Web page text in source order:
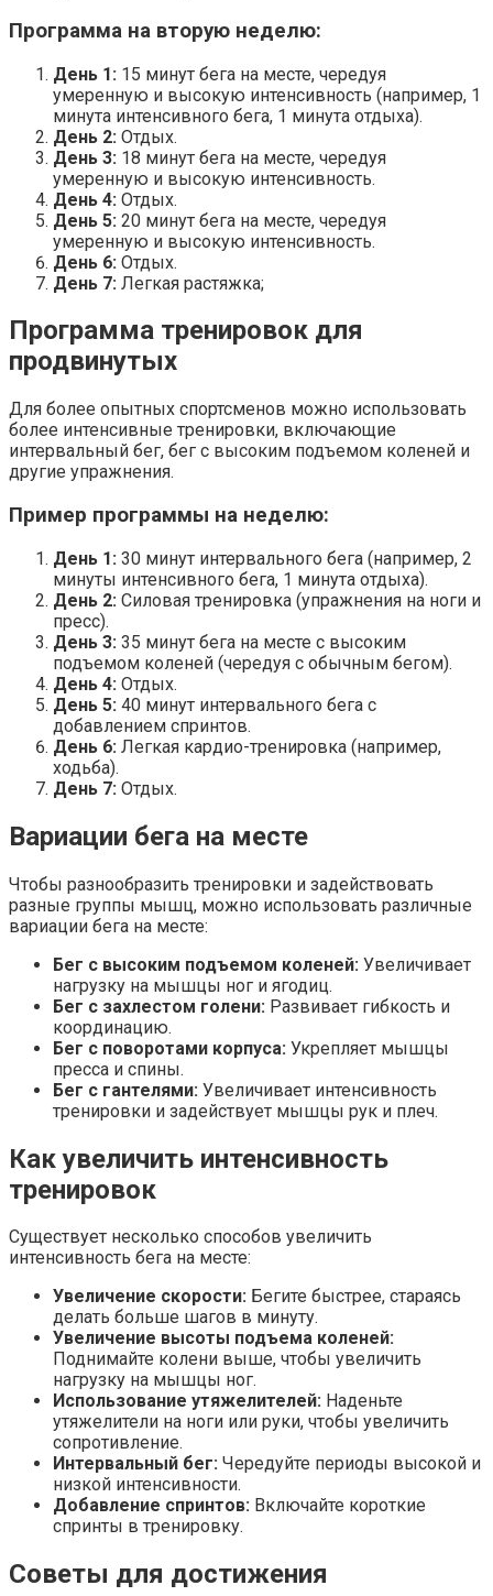
Программа на вторую неделю:
День 1: 15 минут бега на месте, чередуя
умеренную и высокую интенсивность (например, 1
минута интенсивного бега, 1 минута отдыха).
День 2: Отдых.
День 3: 18 минут бега на месте, чередуя
умеренную и высокую интенсивность.
День 4: Отдых.
День 5: 20 минут бега на месте, чередуя
умеренную и высокую интенсивность.
День 6: Отдых.
День 7: Легкая растяжка;
Программа тренировок для
продвинутых
Для более опытных спортсменов можно использовать
более интенсивные тренировки, включающие
интервальный бег, бег с высоким подъемом коленей и
другие упражнения.
Пример программы на неделю:
День 1: 30 минут интервального бега (например, 2
минуты интенсивного бега, 1 минута отдыха).
День 2: Силовая тренировка (упражнения на ноги и
пресс).
День 3: 35 минут бега на месте с высоким
подъемом коленей (чередуя с обычным бегом).
День 4: Отдых.
День 5: 40 минут интервального бега с
добавлением спринтов.
День 6: Легкая кардио-тренировка (например,
ходьба).
День 7: Отдых.
Вариации бега на месте
Чтобы разнообразить тренировки и задействовать
разные группы мышц, можно использовать различные
вариации бега на месте:
Бег с высоким подъемом коленей: Увеличивает
нагрузку на мышцы ног и ягодиц.
Бег с захлестом голени: Развивает гибкость и
координацию.
Бег с поворотами корпуса: Укрепляет мышцы
пресса и спины.
Бег с гантелями: Увеличивает интенсивность
тренировки и задействует мышцы рук и плеч.
Как увеличить интенсивность
тренировок
Существует несколько способов увеличить
интенсивность бега на месте:
Увеличение скорости: Бегите быстрее, стараясь
делать больше шагов в минуту.
Увеличение высоты подъема коленей:
Поднимайте колени выше, чтобы увеличить
нагрузку на мышцы ног.
Использование утяжелителей: Наденьте
утяжелители на ноги или руки, чтобы увеличить
сопротивление.
Интервальный бег: Чередуйте периоды высокой и
низкой интенсивности.
Добавление спринтов: Включайте короткие
спринты в тренировку.
Советы для достижения